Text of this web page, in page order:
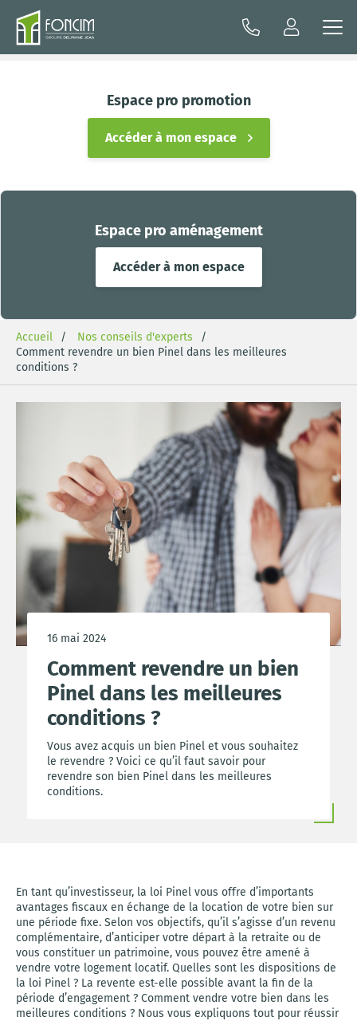
Espace pro aménagement
Accéder à mon espace
Espace pro promotion
Accéder à mon espace
Accueil
Nos conseils d'experts
Comment revendre un bien Pinel dans les meilleures
conditions ?
16 mai 2024
Comment revendre un bien
Pinel dans les meilleures
conditions ?
Vous avez acquis un bien Pinel et vous souhaitez
le revendre ? Voici ce qu’il faut savoir pour
revendre son bien Pinel dans les meilleures
conditions.
En tant qu’investisseur, la loi Pinel vous offre d’importants
avantages fiscaux en échange de la location de votre bien sur
une période fixe. Selon vos objectifs, qu’il s’agisse d’un revenu
complémentaire, d’anticiper votre départ à la retraite ou de
vous constituer un patrimoine, vous pouvez être amené à
vendre votre logement locatif. Quelles sont les dispositions de
la loi Pinel ? La revente est-elle possible avant la fin de la
période d’engagement ? Comment vendre votre bien dans les
meilleures conditions ? Nous vous expliquons tout pour réussir